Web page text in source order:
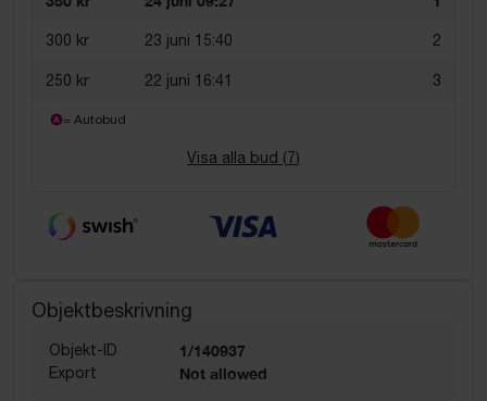
300 kr 23 juni 15:40 2
250 kr 22 juni 16:41 3
= Autobud
Visa alla bud (7)
Objektbeskrivning
Objekt-ID 1/140937
Export Not allowed